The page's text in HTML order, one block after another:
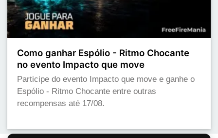
Como ganhar Espólio - Ritmo Chocante
no evento Impacto que move
Participe do evento Impacto que move e ganhe o
Espólio - Ritmo Chocante entre outras
recompensas até 17/08.